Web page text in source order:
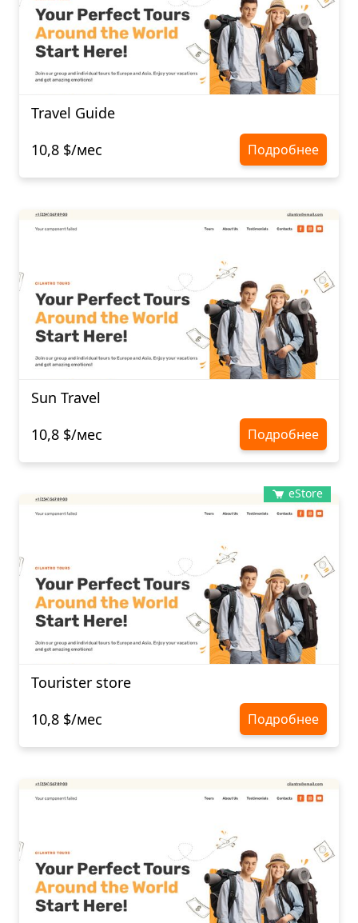
Travel Guide
10,8 $/мес
Подробнее
Sun Travel
10,8 $/мес
Подробнее
eStore
Tourister store
10,8 $/мес
Подробнее